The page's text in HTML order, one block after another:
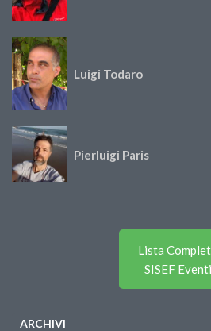
Luigi Todaro
Pierluigi Paris
Lista
SISEF Eventi
ARCHIVI